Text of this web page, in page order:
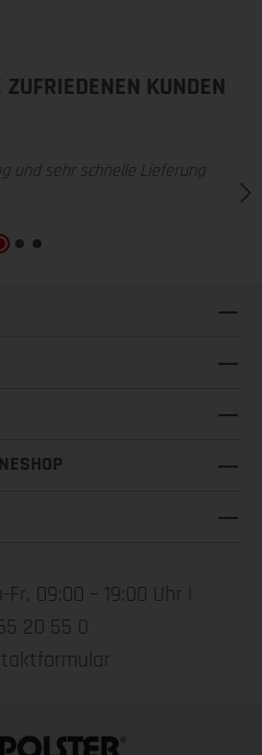
KUNDEN
und sehr schnelle Lieferung
09:00 – 19:00 Uhr |
20 55 0